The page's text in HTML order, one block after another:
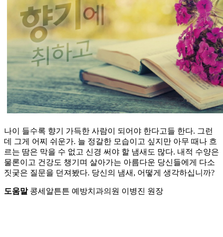
나이 들수록 향기 가득한 사람이 되어야 한다고들 한다. 그런
데 그게 어찌 쉬운가. 늘 정갈한 모습이고 싶지만 아무 때나 흐
르는 땀은 막을 수 없고 신경 써야 할 냄새도 많다. 내적 수양은
물론이고 건강도 챙기며 살아가는 아름다운 당신들에게 다소
짓궂은 질문을 던져봤다. 당신의 냄새, 어떻게 생각하십니까?
도움말콩세알튼튼 예방치과의원 이병진 원장